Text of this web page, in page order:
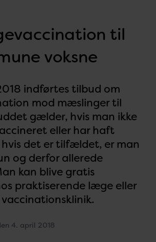
til
voksne
indførtes tilbud om
mod mæslinger til
gælder, hvis man ikke
eller har haft
det er tilfældet, er man
og derfor allerede
kan blive gratis
praktiserende læge eller
4. april 2018